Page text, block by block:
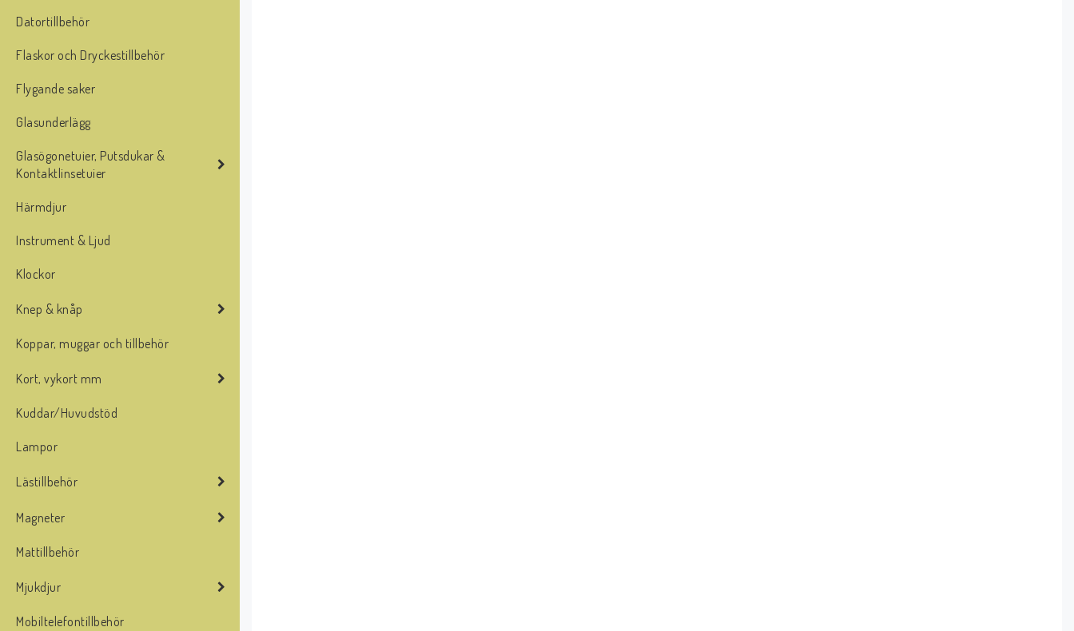
Datortillbehör
Flaskor och Dryckestillbehör
Flygande saker
Glasunderlägg
Glasögonetuier, Putsdukar &
Kontaktlinsetuier
Härmdjur
Instrument & Ljud
Klockor
Knep & knåp
Koppar, muggar och tillbehör
Kort, vykort mm
Kuddar/Huvudstöd
Lampor
Lästillbehör
Magneter
Mattillbehör
Mjukdjur
Mobiltelefontillbehör